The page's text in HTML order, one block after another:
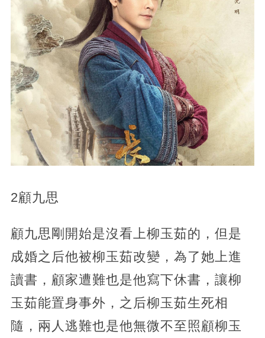
2顧九思
顧九思剛開始是沒看上柳玉茹的，但是
成婚之后他被柳玉茹改變，為了她上進
讀書，顧家遭難也是他寫下休書，讓柳
玉茹能置身事外，之后柳玉茹生死相
隨，兩人逃難也是他無微不至照顧柳玉